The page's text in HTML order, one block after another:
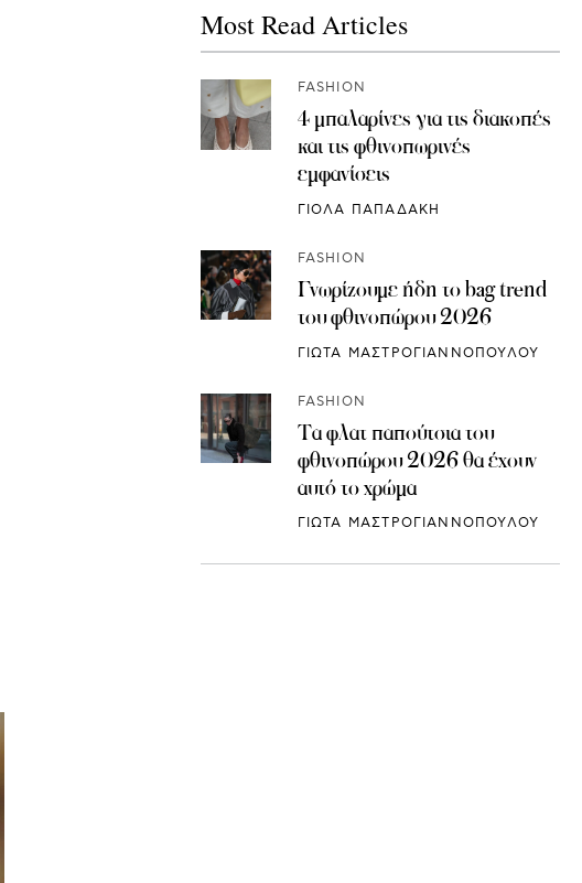
Most Read Articles
FASHION
4 μπαλαρίνες για τις διακοπές
και τις φθινοπωρινές
εμφανίσεις
ΓΙΟΛΑ ΠΑΠΑΔΑΚΗ
FASHION
Γνωρίζουμε ήδη το bag trend
του φθινοπώρου 2026
ΓΙΩΤΑ ΜΑΣΤΡΟΓΙΑΝΝΟΠΟΥΛΟΥ
FASHION
Τα φλατ παπούτσια του
φθινοπώρου 2026 θα έχουν
αυτό το χρώμα
ΓΙΩΤΑ ΜΑΣΤΡΟΓΙΑΝΝΟΠΟΥΛΟΥ